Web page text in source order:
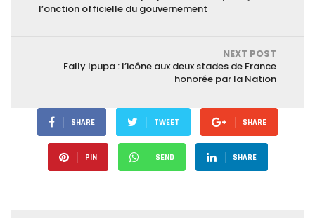
l’onction officielle du gouvernement
NEXT POST
Fally Ipupa : l’icône aux deux stades de France
honorée par la Nation
SHARE TWEET SHARE
PIN SEND SHARE